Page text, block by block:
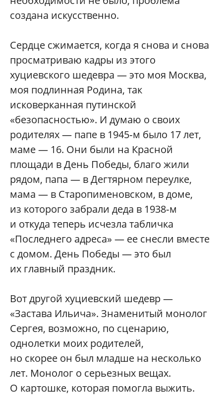
создана искусственно.
Сердце сжимается, когда я снова и снова
просматриваю кадры из этого
хуциевского шедевра — это моя Москва,
моя подлинная Родина, так
исковерканная путинской
«безопасностью». И думаю о своих
родителях — папе в 1945‑м было 17 лет,
маме — 16. Они были на Красной
площади в День Победы, благо жили
рядом, папа — в Дегтярном переулке,
мама — в Старопименовском, в доме,
из которого забрали деда в 1938‑м
и откуда теперь исчезла табличка
«Последнего адреса» — ее снесли вместе
с домом. День Победы — это был
их главный праздник.
Вот другой хуциевский шедевр —
«Застава Ильича». Знаменитый монолог
Сергея, возможно, по сценарию,
однолетки моих родителей,
но скорее он был младше на несколько
лет. Монолог о серьезных вещах.
О картошке, которая помогла выжить.